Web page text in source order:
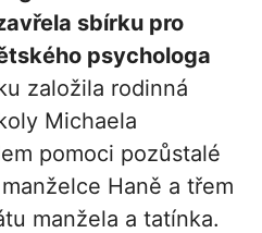
sbírku pro
psychologa
založila rodinná
Michaela
pomoci pozůstalé
Haně a třem
manžela a tatínka.